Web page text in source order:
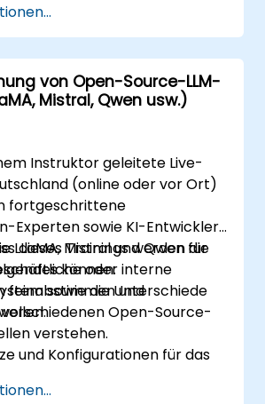
individuellen Anpassung von
auf Basis von LLMs umsetzen,
und
zu verbessern.
von LLMs im
Entscheidungen treffen
von Open-Source-LLM-
Mistral, Qwen usw.)
Instruktor geleitete Live-
(online oder vor Ort)
fortgeschrittene
Experten sowie KI-Entwickler,
LLaMA, Mistral und Qwen für
oder interne
feinabstimmen und
dieses Trainings werden die
können:
sowie die Unterschiede
Open-Source-
verstehen.
und Konfigurationen für das
Qwen vorbereiten.